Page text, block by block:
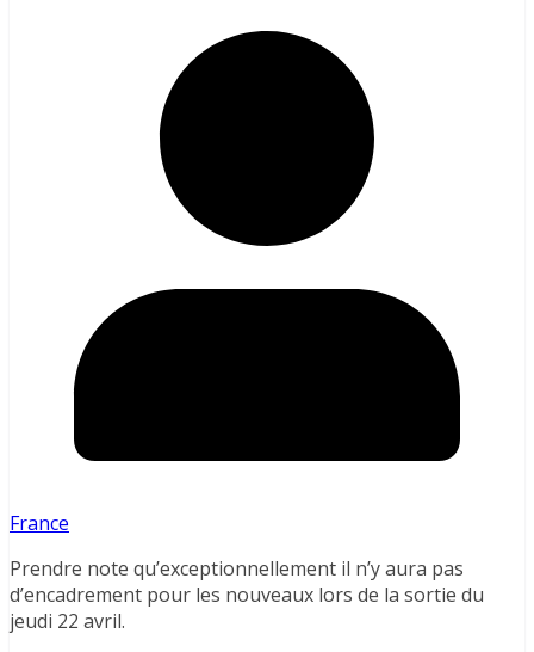
France
Prendre note qu’exceptionnellement il n’y aura pas
d’encadrement pour les nouveaux lors de la sortie du
jeudi 22 avril.